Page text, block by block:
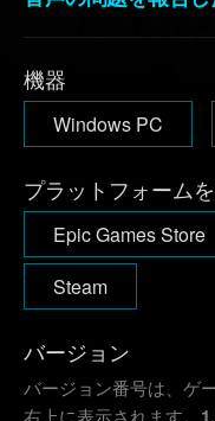
機器
Windows PC
プラットフォーム
Epic Games Store
Steam
バージョン
バージョン番号は、ゲ
右上に表示されます。